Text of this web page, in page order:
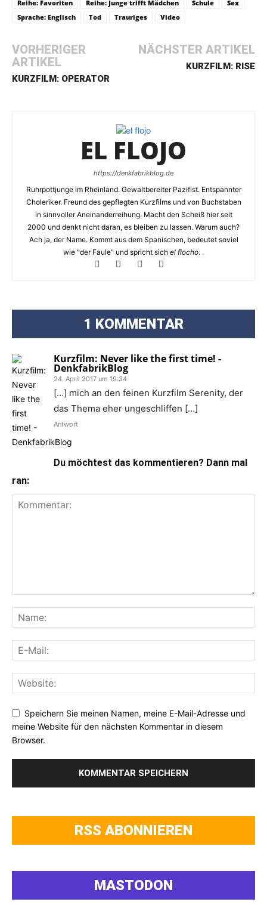
Reihe: Favoriten Reihe: Junge trifft Mädchen Schule
Sex
Sprache: Englisch
Tod Trauriges Video
VORHERIGER
ARTIKEL
KURZFILM: OPERATOR
NÄCHSTER ARTIKEL
KURZFILM: RISE
EL FLOJO
https://denkfabrikblog.de
Ruhrpottjunge im Rheinland. Gewaltbereiter Pazifist. Entspannter
Choleriker. Freund des gepflegten Kurzfilms und von Buchstaben
in sinnvoller Aneinanderreihung. Macht den Scheiß hier seit
2000 und denkt nicht daran, es bleiben zu lassen. Warum auch?
Ach ja, der Name. Kommt aus dem Spanischen, bedeutet soviel
wie "der Faule" und spricht sich el flocho. .
1 KOMMENTAR
Kurzfilm: Never like the first time! -
DenkfabrikBlog
24. April 2017 um 19:34
[…] mich an den feinen Kurzfilm Serenity, der
das Thema eher ungeschliffen […]
Antwort
Du möchtest das kommentieren? Dann mal
ran:
Speichern Sie meinen Namen, meine E-Mail-Adresse und
meine Website für den nächsten Kommentar in diesem
Browser.
RSS ABONNIEREN
MASTODON